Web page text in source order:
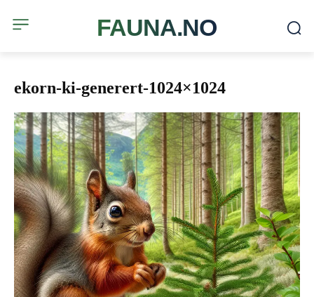
FAUNA.NO
ekorn-ki-generert-1024×1024